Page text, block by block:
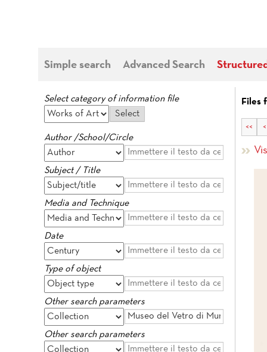
Simple search Advanced Search
Select category of information file
Author /School/Circle
Subject / Title
Media and Technique
Date
Type of object
Other search parameters
Other search parameters
Files
<< <